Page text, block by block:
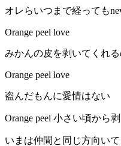
オレらいつまで経っても
Orange peel love
みかんの皮を剥いてくれ
Orange peel love
盗んだもんに愛情はない
Orange peel 小さい頃から
いまは仲間と同じ方向いて